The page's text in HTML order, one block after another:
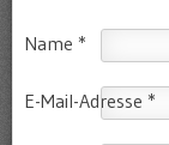
Name *
E-Mail-Adresse *